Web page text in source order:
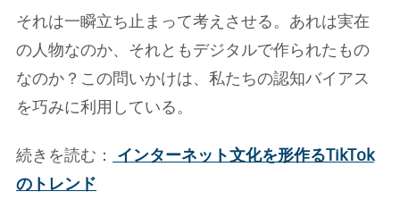
それは一瞬立ち止まって考えさせる。あれは実在
の人物なのか、それともデジタルで作られたもの
なのか？この問いかけは、私たちの認知バイアス
を巧みに利用している。
続きを読む：
インターネット文化を形作るTikTok
のトレンド